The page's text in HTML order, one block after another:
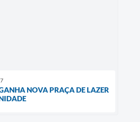
NOVA PRAÇA DE LAZER